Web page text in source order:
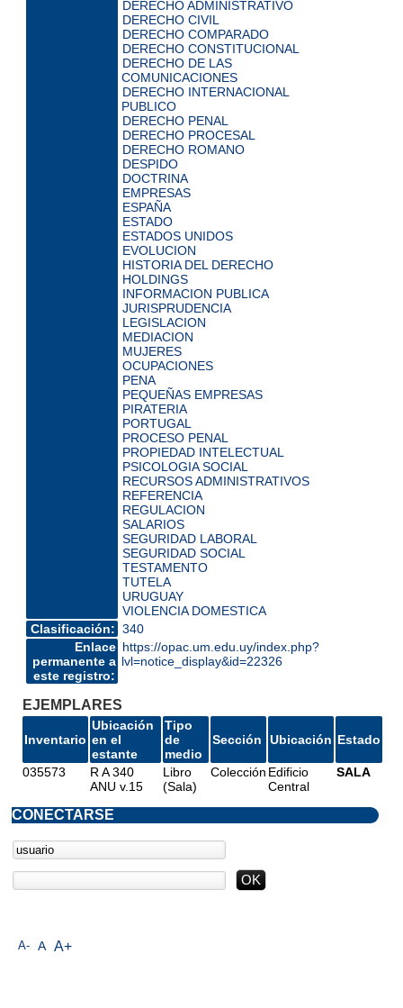
DERECHO ADMINISTRATIVO
DERECHO CIVIL
DERECHO COMPARADO
DERECHO CONSTITUCIONAL
DERECHO DE LAS
COMUNICACIONES
DERECHO INTERNACIONAL
PUBLICO
DERECHO PENAL
DERECHO PROCESAL
DERECHO ROMANO
DESPIDO
DOCTRINA
EMPRESAS
ESPAÑA
ESTADO
ESTADOS UNIDOS
EVOLUCION
HISTORIA DEL DERECHO
HOLDINGS
INFORMACION PUBLICA
JURISPRUDENCIA
LEGISLACION
MEDIACION
MUJERES
OCUPACIONES
PENA
PEQUEÑAS EMPRESAS
PIRATERIA
PORTUGAL
PROCESO PENAL
PROPIEDAD INTELECTUAL
PSICOLOGIA SOCIAL
RECURSOS ADMINISTRATIVOS
REFERENCIA
REGULACION
SALARIOS
SEGURIDAD LABORAL
SEGURIDAD SOCIAL
TESTAMENTO
TUTELA
URUGUAY
VIOLENCIA DOMESTICA
Clasificación: 340
Enlace
permanente a
este registro:
https://opac.um.edu.uy/index.php?
lvl=notice_display&id=22326
EJEMPLARES
Inventario
Ubicación
en el
estante
Tipo
de
medio
Sección Ubicación Estado
035573
R A 340
ANU v.15
Libro
(Sala)
Colección Edificio
Central
SALA
A- A A+
CONECTARSE